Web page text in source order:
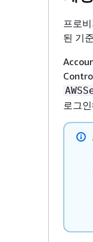
프로
된 기
로그